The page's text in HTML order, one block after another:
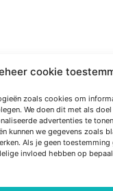
cookie
zoals cookies om
We doen dit met als
advertenties te
kunnen we gegevens zoals
Als je geen
invloed hebben op
blogs